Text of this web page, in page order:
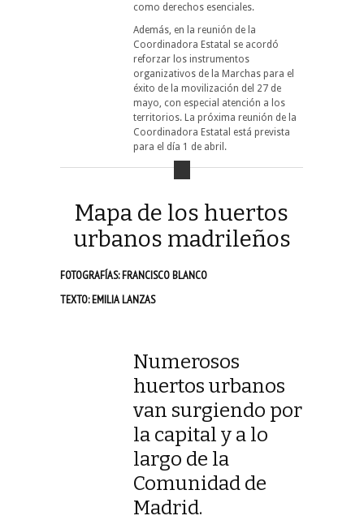
como derechos esenciales.
Además, en la reunión de la
Coordinadora Estatal se acordó
reforzar los instrumentos
organizativos de la Marchas para el
éxito de la movilización del 27 de
mayo, con especial atención a los
territorios. La próxima reunión de la
Coordinadora Estatal está prevista
para el día 1 de abril.
Mapa de los huertos
urbanos madrileños
FOTOGRAFÍAS: FRANCISCO BLANCO
TEXTO: EMILIA LANZAS
Numerosos
huertos urbanos
van surgiendo por
la capital y a lo
largo de la
Comunidad de
Madrid.